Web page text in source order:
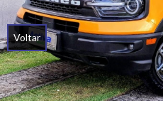
Voltar